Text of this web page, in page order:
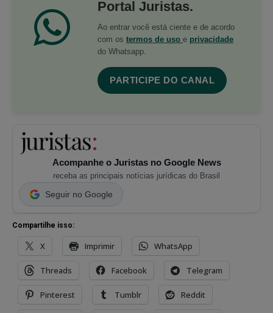
Portal Juristas.
Ao entrar você está ciente e de acordo
com os termos de uso e privacidade
do Whatsapp.
PARTICIPE DO CANAL
Acompanhe o Juristas no Google News
receba as principais notícias jurídicas do Brasil
Seguir no Google
Compartilhe isso:
X Imprimir WhatsApp
Threads Facebook Telegram
Pinterest Tumblr Reddit